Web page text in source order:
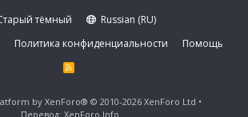
тёмный
Russian (RU)
Политика конфиденциальности Помощь
R
S
by XenForo® © 2010-2026 XenForo Ltd
Перевод: XenForo.Info